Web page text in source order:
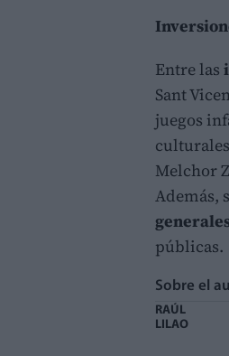
Entre las
Sant
juegos
Melchor
Además,
públicas.
Sobre el
RAÚL
LILAO